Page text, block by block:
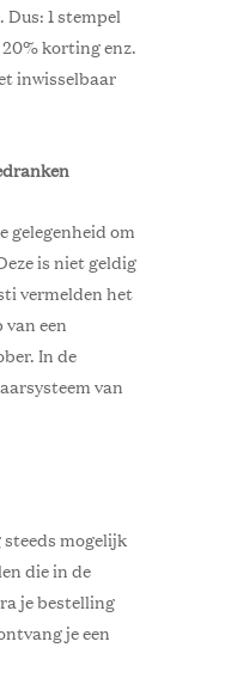
1 stempel
korting enz.
inwisselbaar
gelegenheid om
is niet geldig
vermelden het
een
In de
van
mogelijk
die in de
je bestelling
je een